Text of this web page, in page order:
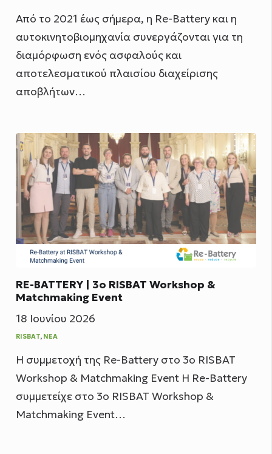
Από το 2021 έως σήμερα, η Re-Battery και η
αυτοκινητοβιομηχανία συνεργάζονται για τη
διαμόρφωση ενός ασφαλούς και
αποτελεσματικού πλαισίου διαχείρισης
αποβλήτων…
RE-BATTERY | 3ο RISBAT Workshop &
Matchmaking Event
18 Ιουνίου 2026
RISBAT, ΝΈΑ
Η συμμετοχή της Re-Battery στο 3ο RISBAT
Workshop & Matchmaking Event Η Re-Battery
συμμετείχε στο 3ο RISBAT Workshop &
Matchmaking Event…